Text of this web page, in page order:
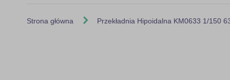
Strona główna Przekładnia Hipoidalna KM0633 1/150